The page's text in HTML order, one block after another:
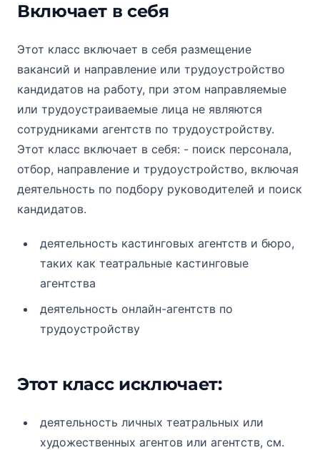
Включает в себя
Этот класс включает в себя размещение
вакансий и направление или трудоустройство
кандидатов на работу, при этом направляемые
или трудоустраиваемые лица не являются
сотрудниками агентств по трудоустройству.
Этот класс включает в себя: - поиск персонала,
отбор, направление и трудоустройство, включая
деятельность по подбору руководителей и поиск
кандидатов.
деятельность кастинговых агентств и бюро,
таких как театральные кастинговые
агентства
деятельность онлайн-агентств по
трудоустройству
Этот класс исключает:
деятельность личных театральных или
художественных агентов или агентств, см.